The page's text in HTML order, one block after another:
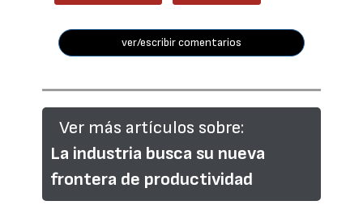
ver/escribir comentarios
Ver más artículos sobre:
La industria busca su nueva
frontera de productividad